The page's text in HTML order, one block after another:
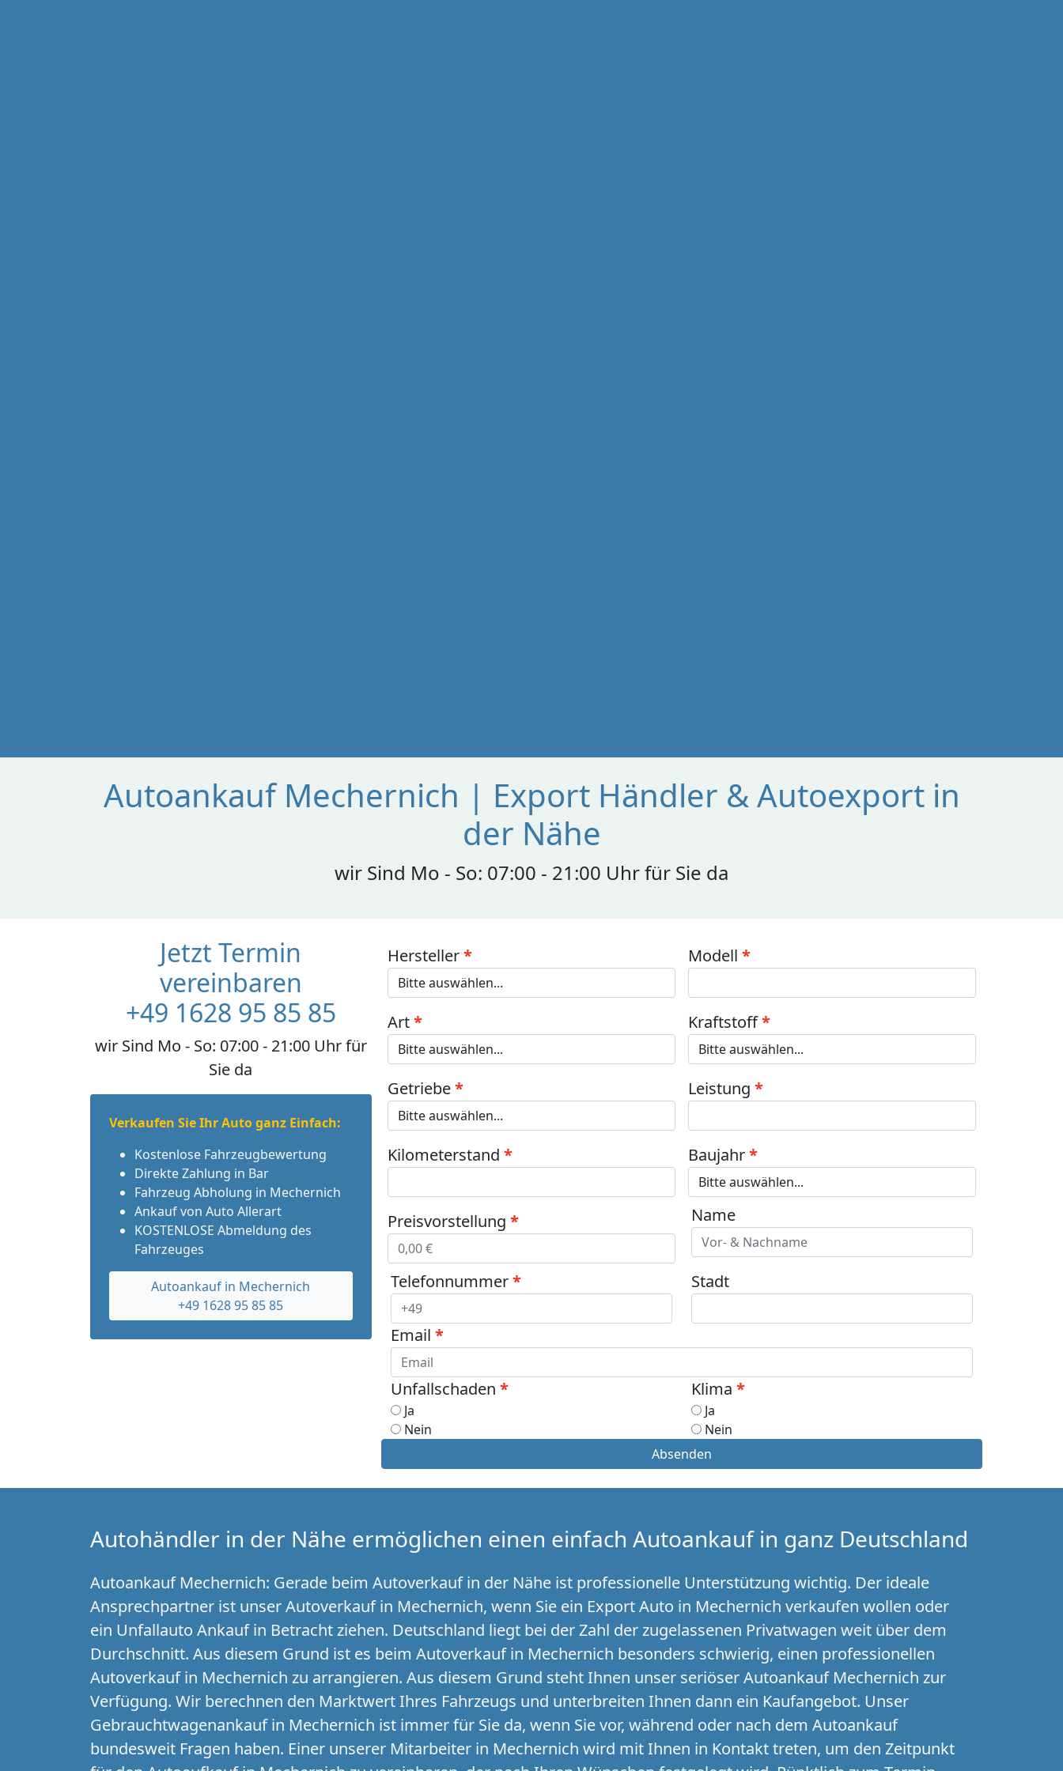
Autoankauf Mechernich | Export Händler & Autoexport in
der Nähe
wir Sind Mo - So: 07:00 - 21:00 Uhr für Sie da
Jetzt Termin
vereinbaren
+49 1628 95 85 85
wir Sind Mo - So: 07:00 - 21:00 Uhr für
Sie da
Verkaufen Sie Ihr Auto ganz Einfach:
Kostenlose Fahrzeugbewertung
Direkte Zahlung in Bar
Fahrzeug Abholung in Mechernich
Ankauf von Auto Allerart
KOSTENLOSE Abmeldung des
Fahrzeuges
Autoankauf in Mechernich
+49 1628 95 85 85
Hersteller Modell
Art Kraftstoff
Getriebe Leistung
Kilometerstand Baujahr
Preisvorstellung Name
Telefonnummer Stadt
Email
Unfallschaden
Ja
Nein
Klima
Ja
Nein
Absenden
Autohändler in der Nähe ermöglichen einen einfach Autoankauf in ganz Deutschland
Autoankauf Mechernich: Gerade beim Autoverkauf in der Nähe ist professionelle Unterstützung wichtig. Der ideale
Ansprechpartner ist unser Autoverkauf in Mechernich, wenn Sie ein Export Auto in Mechernich verkaufen wollen oder
ein Unfallauto Ankauf in Betracht ziehen. Deutschland liegt bei der Zahl der zugelassenen Privatwagen weit über dem
Durchschnitt. Aus diesem Grund ist es beim Autoverkauf in Mechernich besonders schwierig, einen professionellen
Autoverkauf in Mechernich zu arrangieren. Aus diesem Grund steht Ihnen unser seriöser Autoankauf Mechernich zur
Verfügung. Wir berechnen den Marktwert Ihres Fahrzeugs und unterbreiten Ihnen dann ein Kaufangebot. Unser
Gebrauchtwagenankauf in Mechernich ist immer für Sie da, wenn Sie vor, während oder nach dem Autoankauf
bundesweit Fragen haben. Einer unserer Mitarbeiter in Mechernich wird mit Ihnen in Kontakt treten, um den Zeitpunkt